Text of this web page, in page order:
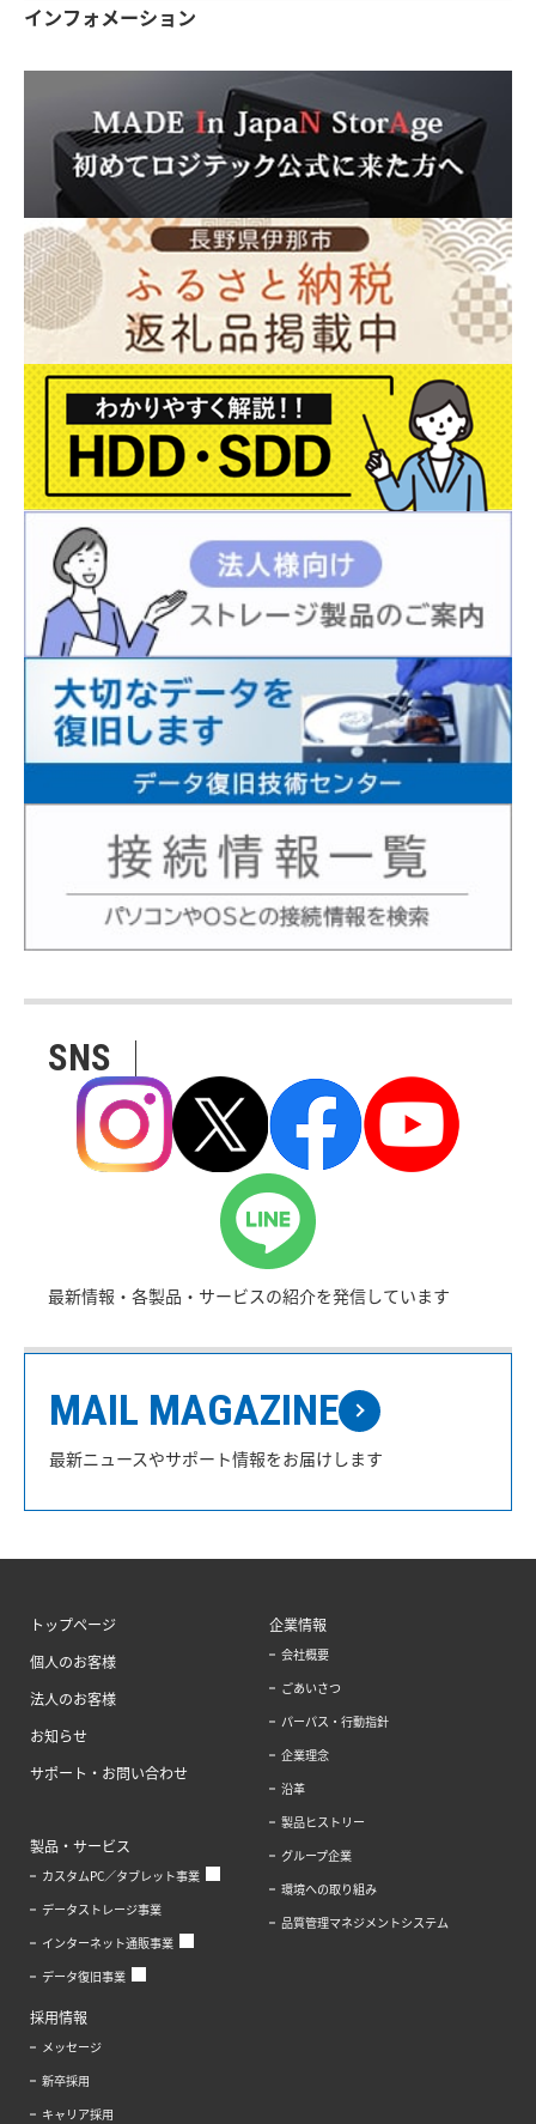
インフォメーション
SNS
最新情報・各製品・サービスの紹介を発信しています
MAIL MAGAZINE
最新ニュースやサポート情報をお届けします
トップページ
個人のお客様
法人のお客様
お知らせ
サポート・お問い合わせ
製品・サービス
カスタムPC／タブレット事業
データストレージ事業
インターネット通販事業
データ復旧事業
企業情報
会社概要
ごあいさつ
パーパス・行動指針
企業理念
沿革
製品ヒストリー
グループ企業
環境への取り組み
品質管理マネジメントシステム
採用情報
メッセージ
新卒採用
キャリア採用